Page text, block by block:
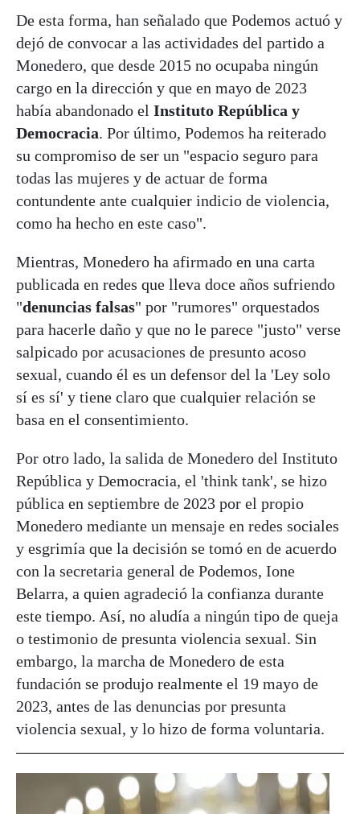
De esta forma, han señalado que Podemos actuó y
dejó de convocar a las actividades del partido a
Monedero, que desde 2015 no ocupaba ningún
cargo en la dirección y que en mayo de 2023
había abandonado el Instituto República y
Democracia. Por último, Podemos ha reiterado
su compromiso de ser un "espacio seguro para
todas las mujeres y de actuar de forma
contundente ante cualquier indicio de violencia,
como ha hecho en este caso".
Mientras, Monedero ha afirmado en una carta
publicada en redes que lleva doce años sufriendo
"denuncias falsas" por "rumores" orquestados
para hacerle daño y que no le parece "justo" verse
salpicado por acusaciones de presunto acoso
sexual, cuando él es un defensor del la 'Ley solo
sí es sí' y tiene claro que cualquier relación se
basa en el consentimiento.
Por otro lado, la salida de Monedero del Instituto
República y Democracia, el 'think tank', se hizo
pública en septiembre de 2023 por el propio
Monedero mediante un mensaje en redes sociales
y esgrimía que la decisión se tomó en de acuerdo
con la secretaria general de Podemos, Ione
Belarra, a quien agradeció la confianza durante
este tiempo. Así, no aludía a ningún tipo de queja
o testimonio de presunta violencia sexual. Sin
embargo, la marcha de Monedero de esta
fundación se produjo realmente el 19 mayo de
2023, antes de las denuncias por presunta
violencia sexual, y lo hizo de forma voluntaria.